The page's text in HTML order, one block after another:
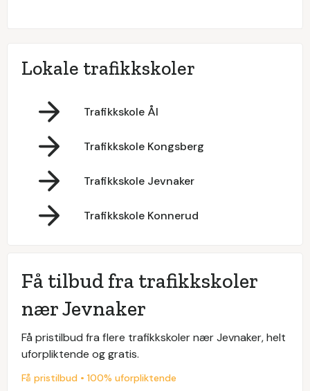
Lokale trafikkskoler
Trafikkskole Ål
Trafikkskole Kongsberg
Trafikkskole Jevnaker
Trafikkskole Konnerud
Få tilbud fra trafikkskoler
nær Jevnaker
Få pristilbud fra flere trafikkskoler nær Jevnaker, helt
uforpliktende og gratis.
Få pristilbud • 100% uforpliktende